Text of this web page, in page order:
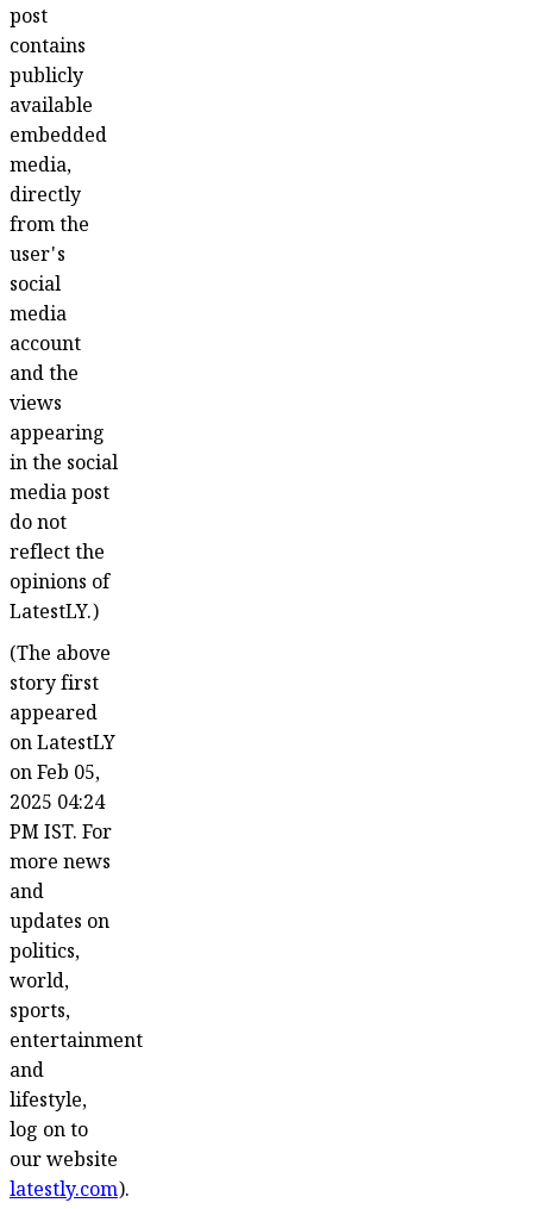
post
contains
publicly
available
embedded
media,
directly
from the
user's
social
media
account
and the
views
appearing
in the social
media post
do not
reflect the
opinions of
LatestLY.)
(The above
story first
appeared
on LatestLY
on Feb 05,
2025 04:24
PM IST. For
more news
and
updates on
politics,
world,
sports,
entertainment
and
lifestyle,
log on to
our website
latestly.com).